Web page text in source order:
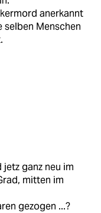
anerkannt
selben Menschen
ganz neu im
mitten im
gezogen ...?